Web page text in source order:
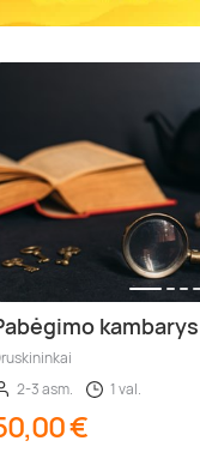
kambarys
2-3 asm.
1 val.
€